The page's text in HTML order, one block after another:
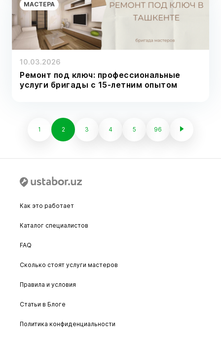
МАСТЕРА
10.03.2026
Ремонт под ключ: профессиональные
услуги бригады с 15-летним опытом
1 2 3 4 5 96
Как это работает
Каталог специалистов
FAQ
Сколько стоят услуги мастеров
Правила и условия
Статьи в Блоге
Политика конфиденциальности